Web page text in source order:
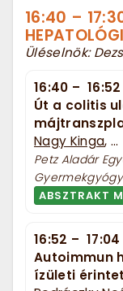
16:40 –
Üléselnök:
16:40 – 16:52
Út a colitis
Nagy Kinga, ...
Petz Aladár
ABSZTRAKT
16:52 – 17:04
Autoimmun
ízületi